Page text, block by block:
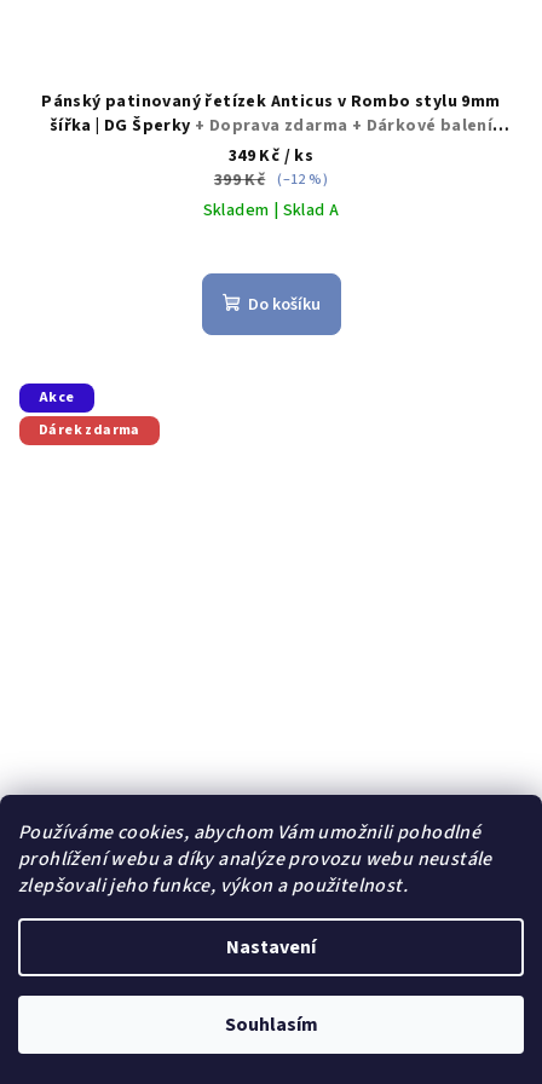
Používáme cookies, abychom Vám umožnili pohodlné
prohlížení webu a díky analýze provozu webu neustále
zlepšovali jeho funkce, výkon a použitelnost.
Nastavení
Souhlasím
Pánský patinovaný řetízek Anticus v Rombo stylu 9mm
šířka | DG Šperky + Doprava zdarma + Dárkové balení
zdarma
349 Kč / ks
399 Kč (–12 %)
Skladem | Sklad A
hodnocení
produktu
Do košíku
Akce
Dárek zdarma
Pánský ocelový řetízek Pancer v užším provedení | DG
+ Doprava zdarma + Dárkové balení zdarma
349 Kč/ ks
399 Kč (–12 %)
Skladem | Sklad B